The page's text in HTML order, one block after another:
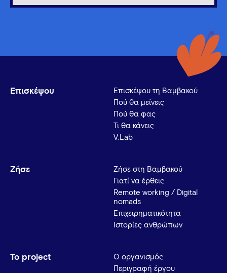
Επισκέψου
Επισκέψου τη Βαμβακού
Πού θα μείνεις
Πού θα φας
Τι θα κάνεις
V.Lab
Ζήσε
Ζήσε στη Βαμβακού
Γιατί να έρθεις
Remote working / Digital
nomads
Επιχειρηματικότητα
Ιστορίες ανθρώπων
Το project
Ο οργανισμός
Περιγραφή έργου